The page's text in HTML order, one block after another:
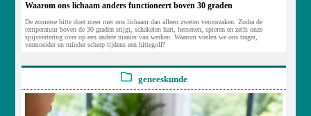
Waarom ons lichaam anders functioneert boven 30 graden
De zomerse hitte doet meer met ons lichaam dan alleen zweten veroorzaken. Zodra de
temperatuur boven de 30 graden stijgt, schakelen hart, hersenen, spieren en zelfs onze
spijsvertering over op een andere manier van werken. Waarom voelen we ons trager,
vermoeider en minder scherp tijdens een hittegolf?
geneeskunde